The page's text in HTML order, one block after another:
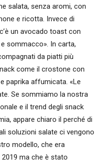
salata, senza aromi, con
e ricotta. Invece di
un avocado toast con
sommacco». In carta,
da piatti più
come il crostone con
paprika affumicata. «Le
Se sommiamo la nostra
e il trend degli snack
appare chiaro il perché di
soluzioni salate ci vengono
modello, che era
ma che è stato